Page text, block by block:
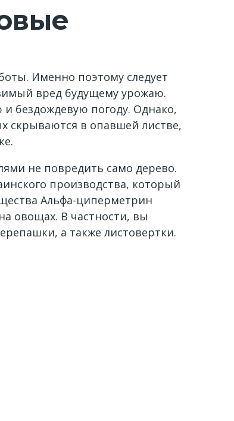
Именно поэтому следует
вред будущему урожаю.
бездождевую погоду. Однако,
скрываются в опавшей листве,
не повредить само дерево.
производства, который
Альфа-циперметрин
овощах. В частности, вы
а также листовертки.